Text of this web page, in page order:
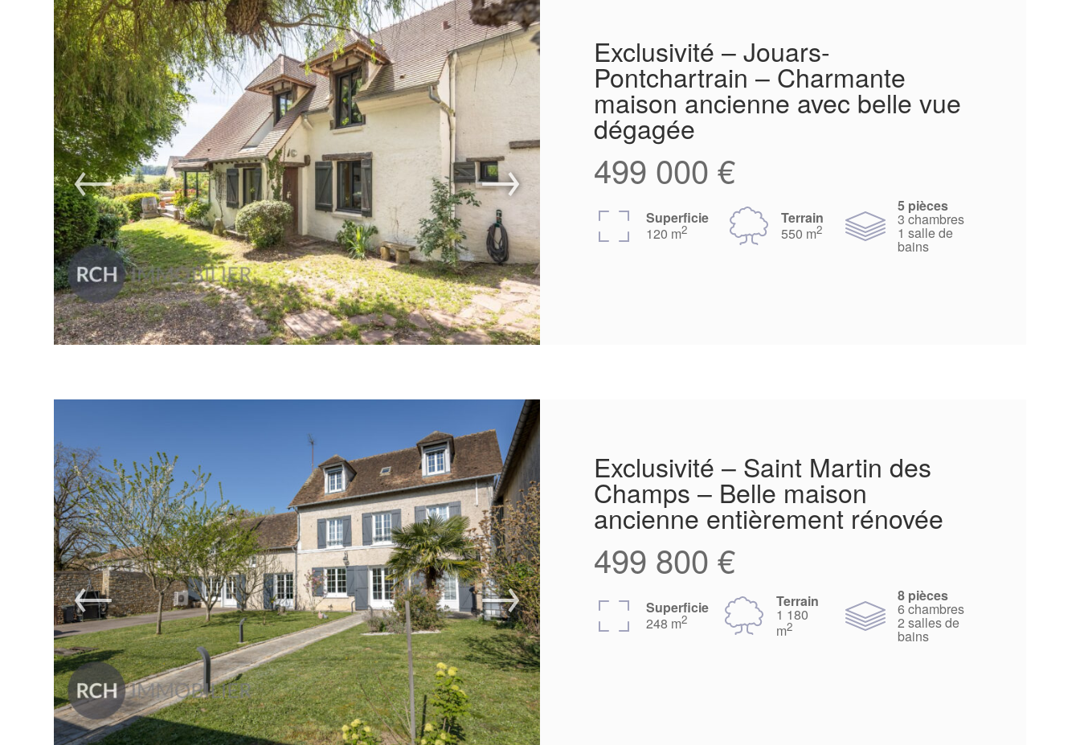
Exclusivité – Jouars-
Pontchartrain – Charmante
maison ancienne avec belle vue
dégagée
499 000 €
Superficie
120 m2
Terrain
550 m2
5 pièces
3 chambres
1 salle de
bains
Exclusivité – Saint Martin des
Champs – Belle maison
ancienne entièrement rénovée
499 800 €
Superficie
248 m2
Terrain
1 180
m2
8 pièces
6 chambres
2 salles de
bains